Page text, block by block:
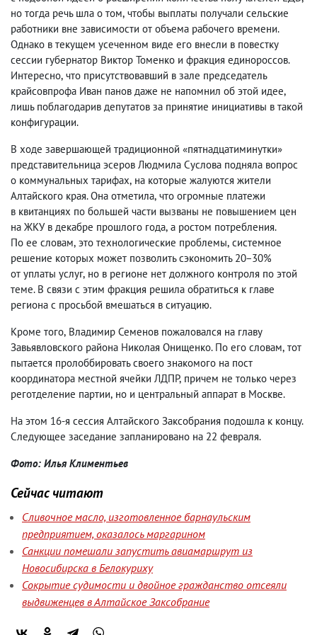
но тогда речь шла о том, чтобы выплаты получали сельские
работники вне зависимости от объема рабочего времени.
Однако в текущем усеченном виде его внесли в повестку
сессии губернатор Виктор Томенко и фракция единороссов.
Интересно, что присутствовавший в зале председатель
крайсовпрофа Иван панов даже не напомнил об этой идее,
лишь поблагодарив депутатов за принятие инициативы в такой
конфигурации.
В ходе завершающей традиционной «пятнадцатиминутки»
представительница эсеров Людмила Суслова подняла вопрос
о коммунальных тарифах, на которые жалуются жители
Алтайского края. Она отметила, что огромные платежи
в квитанциях по большей части вызваны не повышением цен
на ЖКУ в декабре прошлого года, а ростом потребления.
По ее словам, это технологические проблемы, системное
решение которых может позволить сэкономить 20−30%
от уплаты услуг, но в регионе нет должного контроля по этой
теме. В связи с этим фракция решила обратиться к главе
региона с просьбой вмешаться в ситуацию.
Кроме того, Владимир Семенов пожаловался на главу
Завьявловского района Николая Онищенко. По его словам, тот
пытается пролоббировать своего знакомого на пост
координатора местной ячейки ЛДПР, причем не только через
реготделение партии, но и центральный аппарат в Москве.
На этом 16-я сессия Алтайского Заксобрания подошла к концу.
Следующее заседание запланировано на 22 февраля.
Фото: Илья Климентьев
Сейчас читают
Сливочное масло, изготовленное барнаульским
предприятием, оказалось маргарином
Санкции помешали запустить авиамаршрут из
Новосибирска в Белокуриху
Сокрытие судимости и двойное гражданство отсеяли
выдвиженцев в Алтайское Заксобрание